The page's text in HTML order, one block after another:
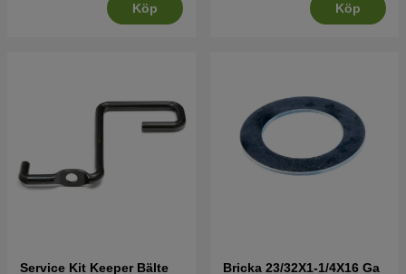
Köp Köp
Service Kit Keeper Bälte
Bricka 23/32X1-1/4X16 Ga